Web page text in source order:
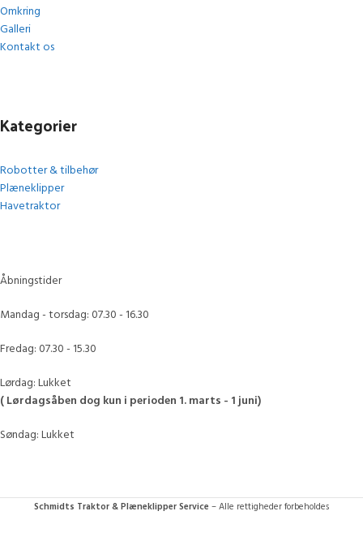
Omkring
Galleri
Kontakt os
Kategorier
Robotter & tilbehør
Plæneklipper
Havetraktor
Åbningstider
Mandag - torsdag: 07.30 - 16.30
Fredag: 07.30 - 15.30
Lørdag: Lukket
( Lørdagsåben dog kun i perioden 1. marts - 1 juni)
Søndag: Lukket
Schmidts Traktor & Plæneklipper Service – Alle rettigheder forbeholdes